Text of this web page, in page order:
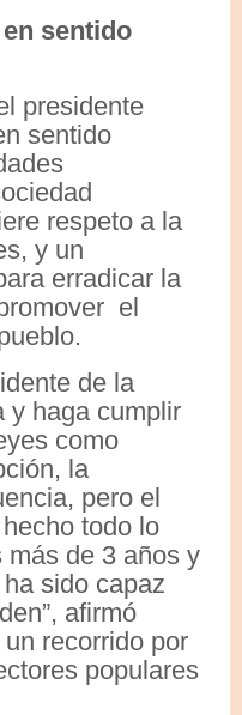
sentido
presidente
sentido
respeto a la
y un
erradicar la
el
de la
y haga cumplir
como
la
pero el
todo lo
más de 3 años y
sido capaz
afirmó
recorrido por
populares